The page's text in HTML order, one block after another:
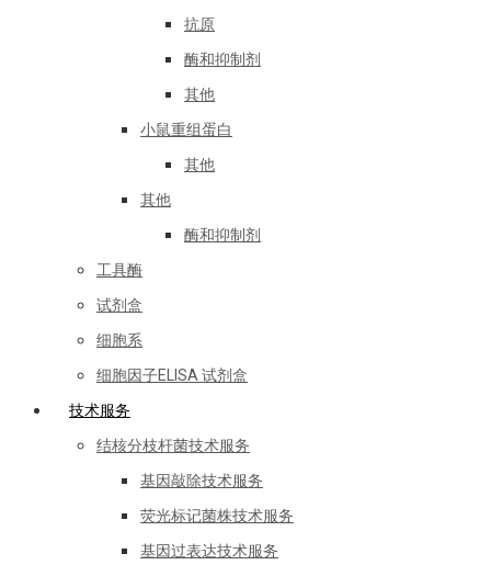
抗原
酶和抑制剂
其他
小鼠重组蛋白
其他
其他
酶和抑制剂
工具酶
试剂盒
细胞系
细胞因子ELISA 试剂盒
技术服务
结核分枝杆菌技术服务
基因敲除技术服务
荧光标记菌株技术服务
基因过表达技术服务